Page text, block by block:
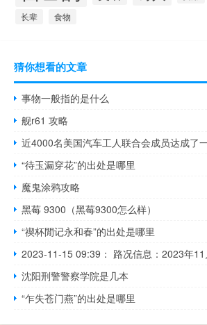
长辈 食物
猜你想看的文章
事物一般指的是什么
舰r61 攻略
近4000名美国汽车工人联合会成员达成了
“待玉漏穿花”的出处是哪里
魔鬼涂鸦攻略
黑莓 9300（黑莓9300怎么样）
“禊杯閒记永和春”的出处是哪里
沈阳刑警警察学院是几本
“乍失苍门燕”的出处是哪里